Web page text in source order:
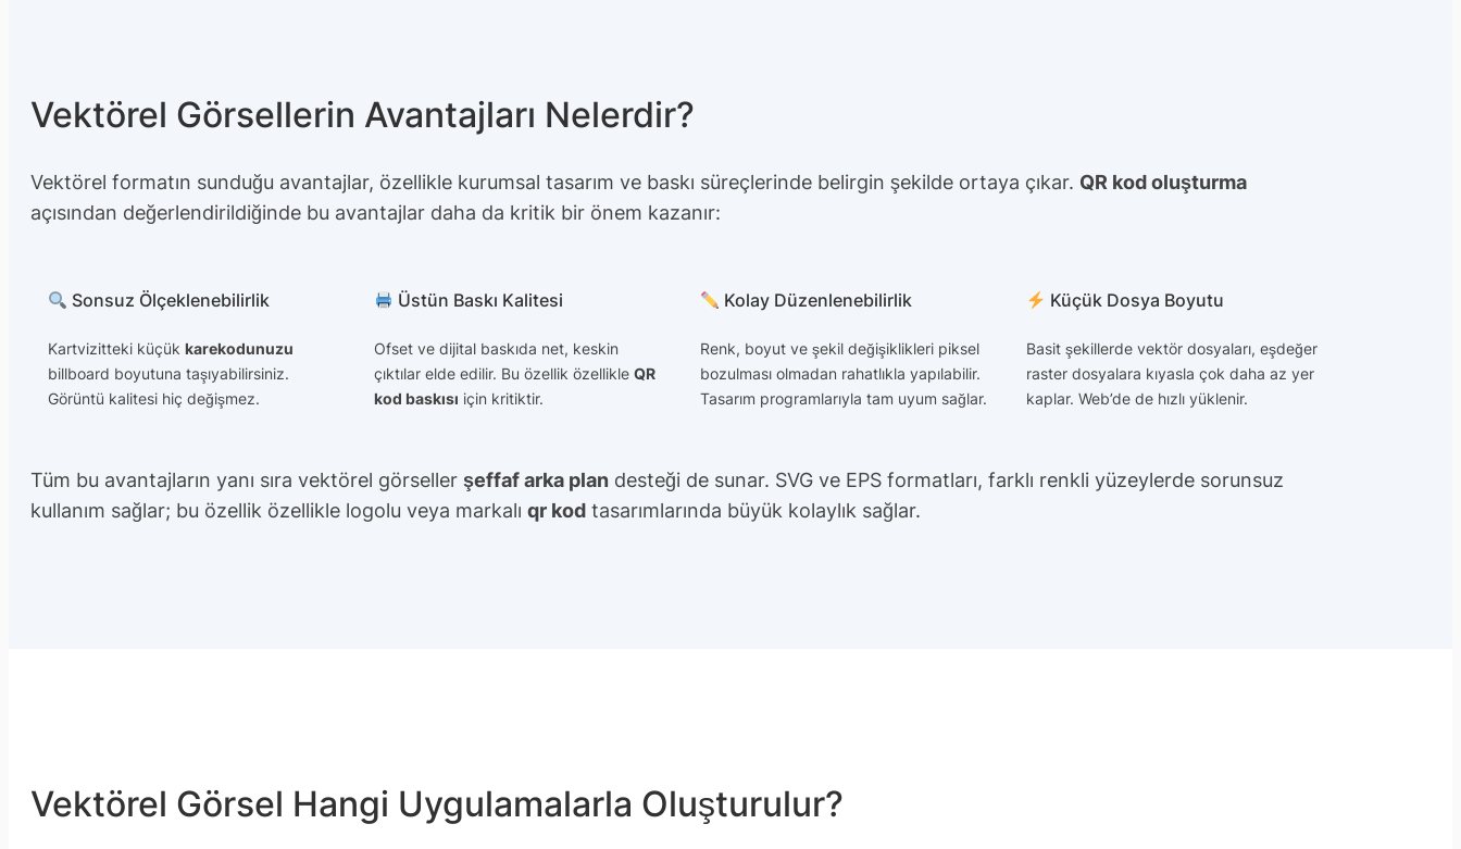
Vektörel Görsellerin Avantajları Nelerdir?
Vektörel formatın sunduğu avantajlar, özellikle kurumsal tasarım ve baskı süreçlerinde belirgin şekilde ortaya çıkar. QR kod oluşturma
açısından değerlendirildiğinde bu avantajlar daha da kritik bir önem kazanır:
Sonsuz Ölçeklenebilirlik
Kartvizitteki küçük karekodunuzu
billboard boyutuna taşıyabilirsiniz.
Görüntü kalitesi hiç değişmez.
Üstün Baskı Kalitesi
Ofset ve dijital baskıda net, keskin
çıktılar elde edilir. Bu özellik özellikle QR
kod baskısı için kritiktir.
Kolay Düzenlenebilirlik
Renk, boyut ve şekil değişiklikleri piksel
bozulması olmadan rahatlıkla yapılabilir.
Tasarım programlarıyla tam uyum sağlar.
Küçük Dosya Boyutu
Basit şekillerde vektör dosyaları, eşdeğer
raster dosyalara kıyasla çok daha az yer
kaplar. Web’de de hızlı yüklenir.
Tüm bu avantajların yanı sıra vektörel görseller şeffaf arka plan desteği de sunar. SVG ve EPS formatları, farklı renkli yüzeylerde sorunsuz
kullanım sağlar; bu özellik özellikle logolu veya markalı qr kod tasarımlarında büyük kolaylık sağlar.
Vektörel Görsel Hangi Uygulamalarla Oluşturulur?